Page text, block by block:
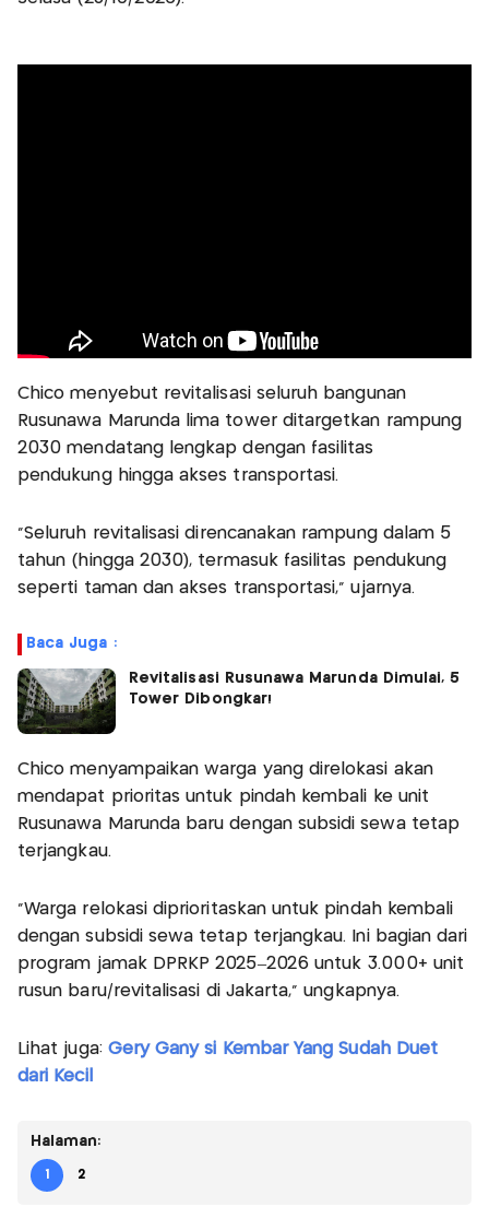
Chico menyebut revitalisasi seluruh bangunan
Rusunawa Marunda lima tower ditargetkan rampung
2030 mendatang lengkap dengan fasilitas
pendukung hingga akses transportasi.
“Seluruh revitalisasi direncanakan rampung dalam 5
tahun (hingga 2030), termasuk fasilitas pendukung
seperti taman dan akses transportasi,” ujarnya.
Baca Juga :
Revitalisasi Rusunawa Marunda Dimulai, 5
Tower Dibongkar!
Chico menyampaikan warga yang direlokasi akan
mendapat prioritas untuk pindah kembali ke unit
Rusunawa Marunda baru dengan subsidi sewa tetap
terjangkau.
“Warga relokasi diprioritaskan untuk pindah kembali
dengan subsidi sewa tetap terjangkau. Ini bagian dari
program jamak DPRKP 2025–2026 untuk 3.000+ unit
rusun baru/revitalisasi di Jakarta,” ungkapnya.
Lihat juga: Gery Gany si Kembar Yang Sudah Duet
dari Kecil
Halaman:
1 2